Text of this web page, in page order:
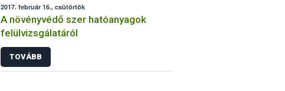
2017. február 16., csütörtök
A növényvédő szer hatóanyagok
felülvizsgálatáról
TOVÁBB